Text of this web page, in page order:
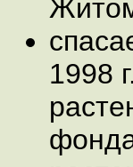
1998